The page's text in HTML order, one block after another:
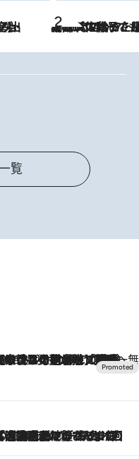
2026.8.5
【阿川佐和子さんの年とる力】なぜ70代で始めた趣味は“こんなに楽しい”のか？ ピアノ、俳句…スランプに陥っても続けられる“ある秘訣”とは
覧
星野リゾート】唯一無二。癒しと発見が待つ場所へ
の足水浴】ヒノキの香りに包まれて涼感マックス！約13℃の湧水かけ流しを避暑地「星野温泉 トンボの湯」で体験
稲の勝手に再ブーム
て」観客大盛上がりの“タオル回し”に、ラッパー顔負けの高速歌唱まで…さだまさし（74）のアグレッシブすぎる現在地